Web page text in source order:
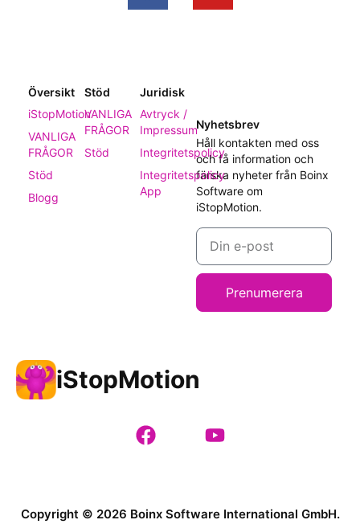
Översikt
iStopMotion
VANLIGA
FRÅGOR
Stöd
Blogg
Stöd
VANLIGA
FRÅGOR
Stöd
Juridisk
Avtryck /
Impressum
Integritetspolicy
Integritetspolicy
App
Nyhetsbrev
Håll kontakten med oss
och få information och
färska nyheter från Boinx
Software om
iStopMotion.
Prenumerera
iStopMotion
Copyright © 2026 Boinx Software International GmbH.